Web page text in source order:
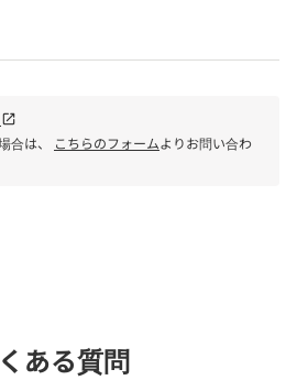
open_in_new
合は、 こちらのフォームよりお問い合わ
ある質問